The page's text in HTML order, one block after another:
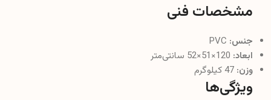
مشخصات فنی
جنس:
ابعاد:
وزن:
ویژگی‌ها